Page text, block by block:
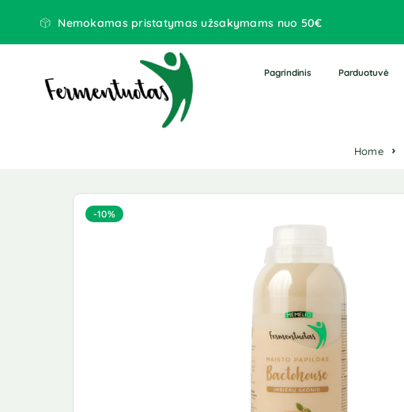
Nemokamas pristatymas užsakymams nuo 50€
Pagrindinis Parduotuvė
Home
-10%